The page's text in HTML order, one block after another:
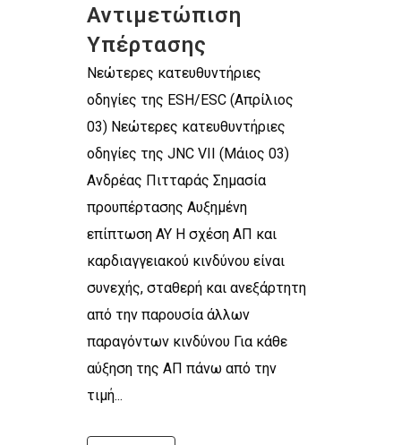
Αντιμετώπιση
Υπέρτασης
Νεώτερες κατευθυντήριες
οδηγίες της ESH/ESC (Απρίλιος
03) Νεώτερες κατευθυντήριες
οδηγίες της JNC VII (Μάιος 03)
Ανδρέας Πιτταράς Σημασία
προυπέρτασης Αυξημένη
επίπτωση ΑΥ Η σχέση ΑΠ και
καρδιαγγειακού κινδύνου είναι
συνεχής, σταθερή και ανεξάρτητη
από την παρουσία άλλων
παραγόντων κινδύνου Για κάθε
αύξηση της ΑΠ πάνω από την
τιμή...